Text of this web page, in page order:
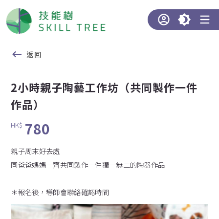
返回
2小時親子陶藝工作坊（共同製作一件
作品）
HK$ 780
親子周末好去處
同爸爸媽媽一齊共同製作一件獨一無二的陶器作品
＊報名後，導師會聯絡確認時間